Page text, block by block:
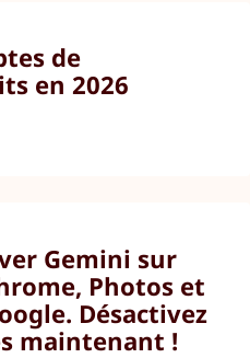
de
en 2026
Gemini sur
Photos et
Désactivez
maintenant !